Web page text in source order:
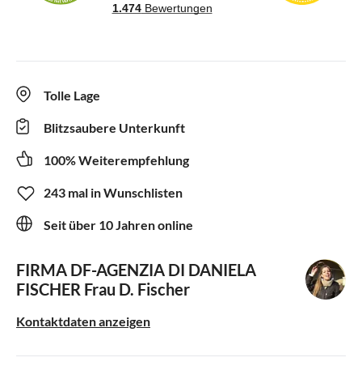
Tolle Lage
Blitzsaubere Unterkunft
100% Weiterempfehlung
243 mal in Wunschlisten
Seit über 10 Jahren online
FIRMA DF-AGENZIA DI DANIELA
FISCHER Frau D. Fischer
Kontaktdaten anzeigen